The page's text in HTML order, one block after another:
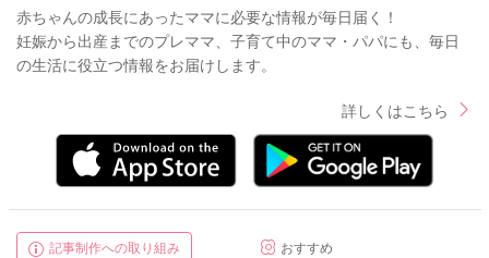
赤ちゃんの成長にあったママに必要な情報が毎日届く！
妊娠から出産までのプレママ、子育て中のママ・パパにも、毎日
の生活に役立つ情報をお届けします。
詳しくはこちら
記事制作への取り組み
おすすめ